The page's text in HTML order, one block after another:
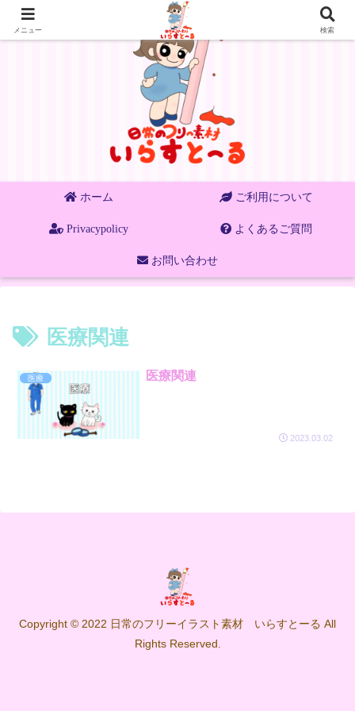
ホーム ご利用について
Privacypolicy よくあるご質問
お問い合わせ
医療関連
医療 医療関連
2023.03.02
Copyright © 2022 日常のフリーイラスト素材 いらすとーる All
Rights Reserved.
メニュー 検索